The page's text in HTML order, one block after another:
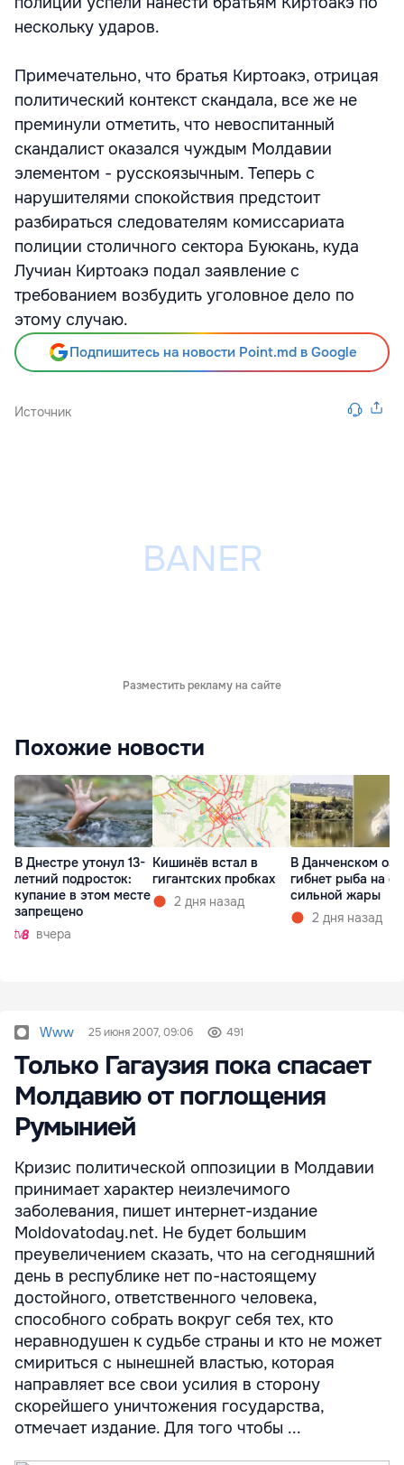
нескольку ударов.
Примечательно, что братья Киртоакэ, отрицая
политический контекст скандала, все же не
преминули отметить, что невоспитанный
скандалист оказался чуждым Молдавии
элементом - русскоязычным. Теперь с
нарушителями спокойствия предстоит
разбираться следователям комиссариата
полиции столичного сектора Буюкань, куда
Лучиан Киртоакэ подал заявление с
требованием возбудить уголовное дело по
этому случаю.
Подпишитесь на новости Point.md в Google
Источник
Разместить рекламу на сайте
Похожие новости
В Днестре утонул 13-
летний подросток:
купание в этом месте
запрещено
вчера
Кишинёв встал в
гигантских пробках
2 дня назад
В Данченском
гибнет рыба на
сильной жары
2 дня назад
Www 25 июня 2007, 09:06 491
Только Гагаузия пока спасает
Молдавию от поглощения
Румынией
Кризис политической оппозиции в Молдавии
принимает характер неизлечимого
заболевания, пишет интернет-издание
Moldovatoday.net. Не будет большим
преувеличением сказать, что на сегодняшний
день в республике нет по-настоящему
достойного, ответственного человека,
способного собрать вокруг себя тех, кто
неравнодушен к судьбе страны и кто не может
смириться с нынешней властью, которая
направляет все свои усилия в сторону
скорейшего уничтожения государства,
отмечает издание. Для того чтобы ...